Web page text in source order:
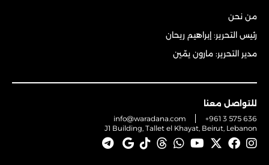
من نحن
رئيس التحرير: إبراهيم ريحان
مدير التحرير: مارون يمّين
للتواصل معنا
info@waradana.com
+961 3 575 636
J1 Building, Tallet el Khayat, Beirut, Lebanon